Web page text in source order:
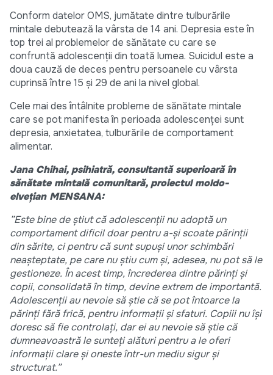
Conform datelor OMS, jumătate dintre tulburările
mintale debutează la vârsta de 14 ani. Depresia este în
top trei al problemelor de sănătate cu care se
confruntă adolescenții din toată lumea. Suicidul este a
doua cauză de deces pentru persoanele cu vârsta
cuprinsă între 15 și 29 de ani la nivel global.
Cele mai des întâlnite probleme de sănătate mintale
care se pot manifesta în perioada adolescenței sunt
depresia, anxietatea, tulburările de comportament
alimentar.
Jana Chihai, psihiatră, consultantă superioară în
sănătate mintală comunitară, proiectul moldo-
elvețian MENSANA:
”Este bine de ştiut că adolescenții nu adoptă un
comportament dificil doar pentru a-şi scoate părinţii
din sărite, ci pentru că sunt supuși unor schimbări
neașteptate, pe care nu ştiu cum și, adesea, nu pot să le
gestioneze. În acest timp, încrederea dintre părinţi şi
copii, consolidată în timp, devine extrem de importantă.
Adolescenții au nevoie să ştie că se pot întoarce la
părinți fără frică, pentru informații şi sfaturi. Copiii nu îşi
doresc să fie controlați, dar ei au nevoie să ştie că
dumneavoastră le sunteţi alături pentru a le oferi
informații clare şi oneste într-un mediu sigur şi
structurat.”